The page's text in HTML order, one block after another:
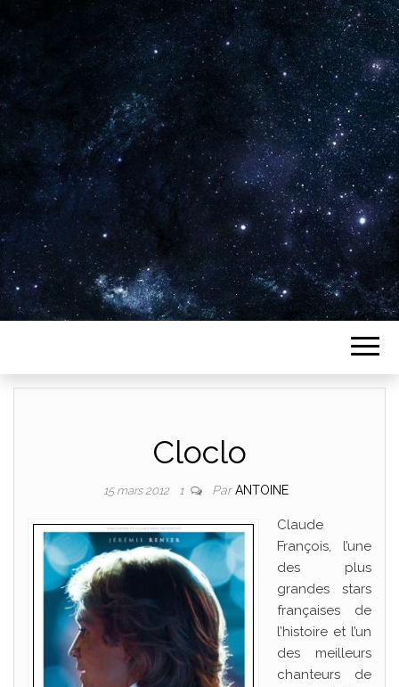
Plus de 2800 critiques de films
Cloclo
15 mars 2012 1 ParANTOINE
Claude
François, l’une
des plus
grandes stars
françaises de
l’histoire et l’un
des meilleurs
chanteurs de